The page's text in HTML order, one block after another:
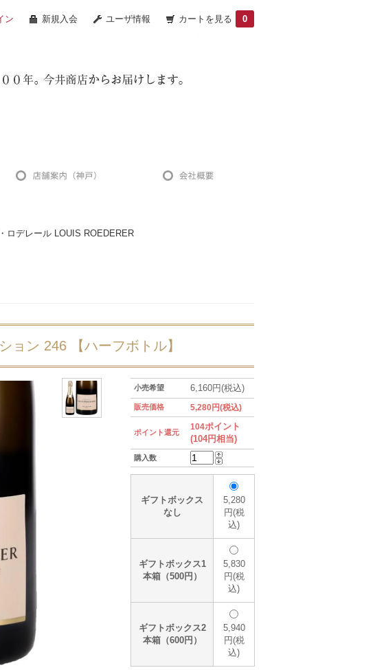
ン 新規入会 ユーザ情報 カートを見る 0
ロデレール LOUIS ROEDERER
ン 246 【ハーフボトル】
小売希望 6,160円(税込)
販売価格 5,280円(税込)
ポイント還元
104ポイント
(104円相当)
購入数
ギフトボックス
なし
5,280
円(税
込)
ギフトボックス1
本箱（500円）
5,830
円(税
込)
ギフトボックス2
本箱（600円）
5,940
円(税
込)